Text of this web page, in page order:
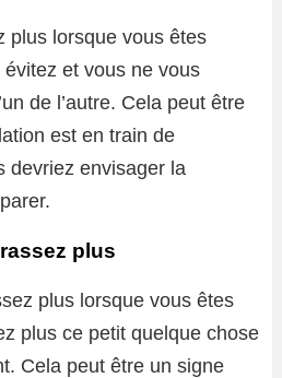
plus lorsque vous êtes
et vous ne vous
de l’autre. Cela peut être
est en train de
devriez envisager la
plus
plus lorsque vous êtes
plus ce petit quelque chose
Cela peut être un signe